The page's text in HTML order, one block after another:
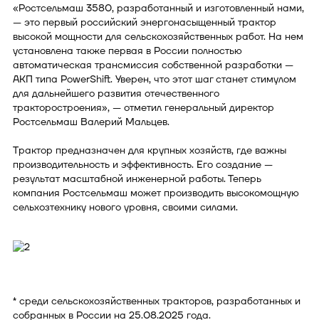
«Ростсельмаш 3580, разработанный и изготовленный нами,
— это первый российский энергонасыщенный трактор
высокой мощности для сельскохозяйственных работ. На нем
установлена также первая в России полностью
автоматическая трансмиссия собственной разработки —
АКП типа PowerShift. Уверен, что этот шаг станет стимулом
для дальнейшего развития отечественного
тракторостроения», — отметил генеральный директор
Ростсельмаш Валерий Мальцев.
Трактор предназначен для крупных хозяйств, где важны
производительность и эффективность. Его создание —
результат масштабной инженерной работы. Теперь
компания Ростсельмаш может производить высокомощную
сельхозтехнику нового уровня, своими силами.
* среди сельскохозяйственных тракторов, разработанных и
собранных в России на 25.08.2025 года.